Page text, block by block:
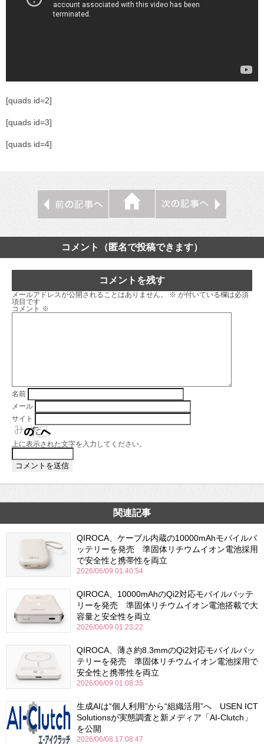
[quads id=2]
[quads id=3]
[quads id=4]
コメント（匿名で投稿できます）
コメントを残す
メールアドレスが公開されることはありません。 ※ が付いている欄は必須
項目です
コメント ※
名前
メール
サイト
上に表示された文字を入力してください。
関連記事
QIROCA、ケーブル内蔵の10000mAhモバイルバ
ッテリーを発売 準固体リチウムイオン電池採用
で安全性と携帯性を両立
2026/06/09 01:40:54
QIROCA、10000mAhのQi2対応モバイルバッテ
リーを発売 準固体リチウムイオン電池搭載で大
容量と安全性を両立
2026/06/09 01:23:22
QIROCA、薄さ約8.3mmのQi2対応モバイルバッ
テリーを発売 準固体リチウムイオン電池採用で
安全性と携帯性を両立
2026/06/09 01:08:35
生成AIは“個人利用”から“組織活用”へ USEN ICT
Solutionsが実態調査と新メディア「AI-Clutch」
を公開
2026/06/08 17:08:47